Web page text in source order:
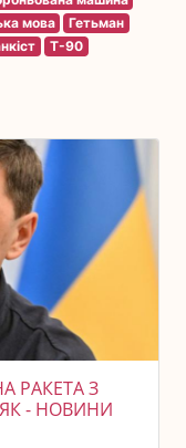
мова
Гетьман
T-90
РАКЕТА З
- НОВИНИ